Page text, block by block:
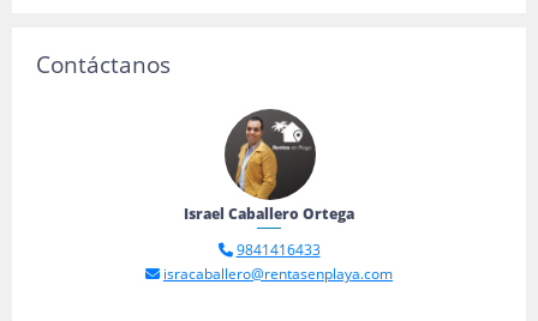
Contáctanos
Israel Caballero Ortega
9841416433
isracaballero@rentasenplaya.com